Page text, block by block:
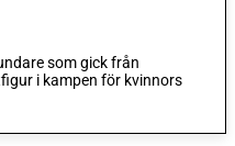
som gick från
i kampen för kvinnors